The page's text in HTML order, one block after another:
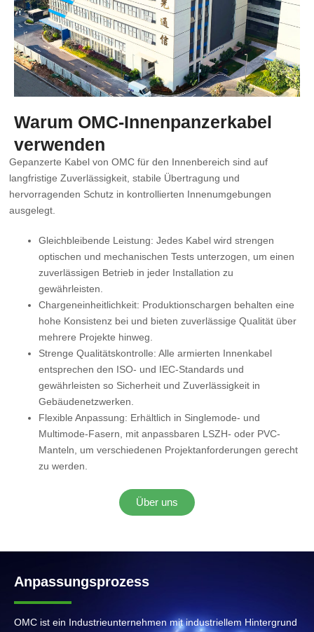
Warum OMC-Innenpanzerkabel
verwenden
Gepanzerte Kabel von OMC für den Innenbereich sind auf
langfristige Zuverlässigkeit, stabile Übertragung und
hervorragenden Schutz in kontrollierten Innenumgebungen
ausgelegt.
Gleichbleibende Leistung: Jedes Kabel wird strengen
optischen und mechanischen Tests unterzogen, um einen
zuverlässigen Betrieb in jeder Installation zu
gewährleisten.
Chargeneinheitlichkeit: Produktionschargen behalten eine
hohe Konsistenz bei und bieten zuverlässige Qualität über
mehrere Projekte hinweg.
Strenge Qualitätskontrolle: Alle armierten Innenkabel
entsprechen den ISO- und IEC-Standards und
gewährleisten so Sicherheit und Zuverlässigkeit in
Gebäudenetzwerken.
Flexible Anpassung: Erhältlich in Singlemode- und
Multimode-Fasern, mit anpassbaren LSZH- oder PVC-
Manteln, um verschiedenen Projektanforderungen gerecht
zu werden.
Über uns
Anpassungsprozess
OMC ist ein Industrieunternehmen mit industriellem Hintergrund